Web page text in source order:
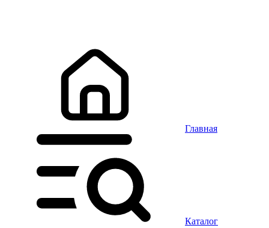
Главная
Каталог